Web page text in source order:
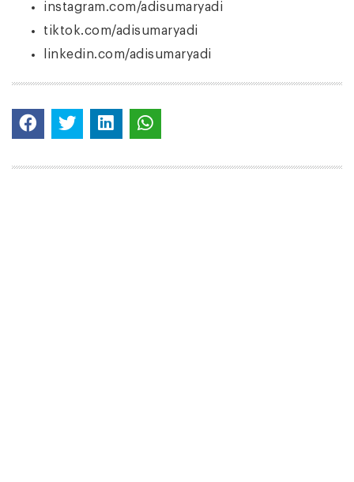
instagram.com/adisumaryadi
tiktok.com/adisumaryadi
linkedin.com/adisumaryadi